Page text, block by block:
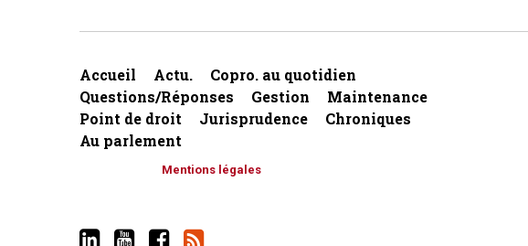
Accueil Actu.
Copro. au quotidien
Questions/Réponses
Gestion
Maintenance
Point de droit
Jurisprudence
Chroniques
Au parlement
Mentions légales